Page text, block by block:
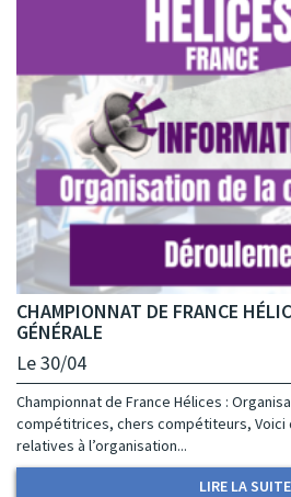
CHAMPIONNAT DE FRANCE
GÉNÉRALE
Le 30/04
Championnat de France Hélices :
compétitrices, chers compétiteurs, Voici
relatives à l’organisation...
LIRE LA SUITE